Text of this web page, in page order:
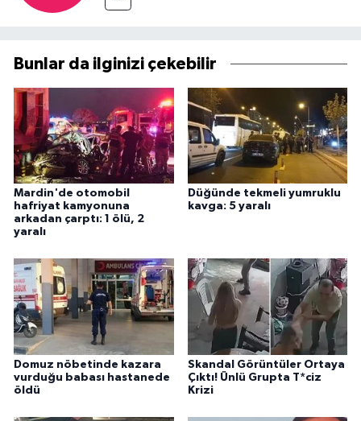
Bunlar da ilginizi çekebilir
Mardin'de otomobil
hafriyat kamyonuna
arkadan çarptı: 1 ölü, 2
yaralı
Düğünde tekmeli yumruklu
kavga: 5 yaralı
Domuz nöbetinde kazara
vurduğu babası hastanede
öldü
Skandal Görüntüler Ortaya
Çıktı! Ünlü Grupta T*ciz
Krizi